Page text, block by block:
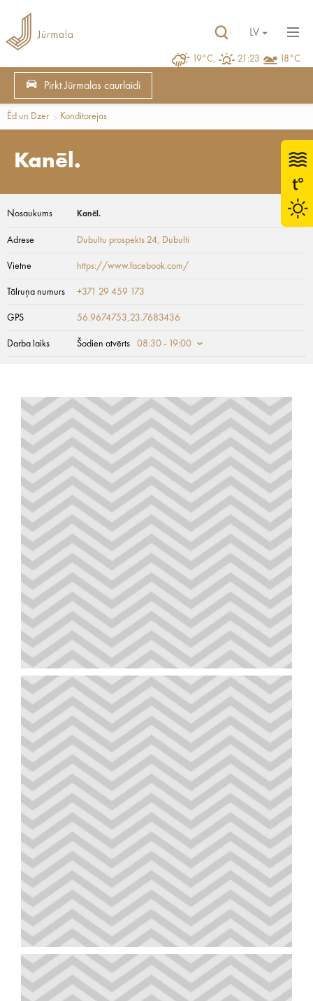
19°C, 21:23 18°C
LV
Pirkt Jūrmalas caurlaidi
Ēd un Dzer Konditorejas
Kanēl.
Nosaukums Kanēl.
Adrese Dubultu prospekts 24, Dubulti
Vietne https://www.facebook.com/
Tālruņa numurs +371 29 459 173
GPS 56.9674753,23.7683436
Darba laiks Šodien atvērts 08:30 - 19:00